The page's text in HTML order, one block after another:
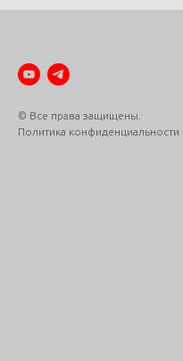
© Все права защищены.
Политика конфиденциальности